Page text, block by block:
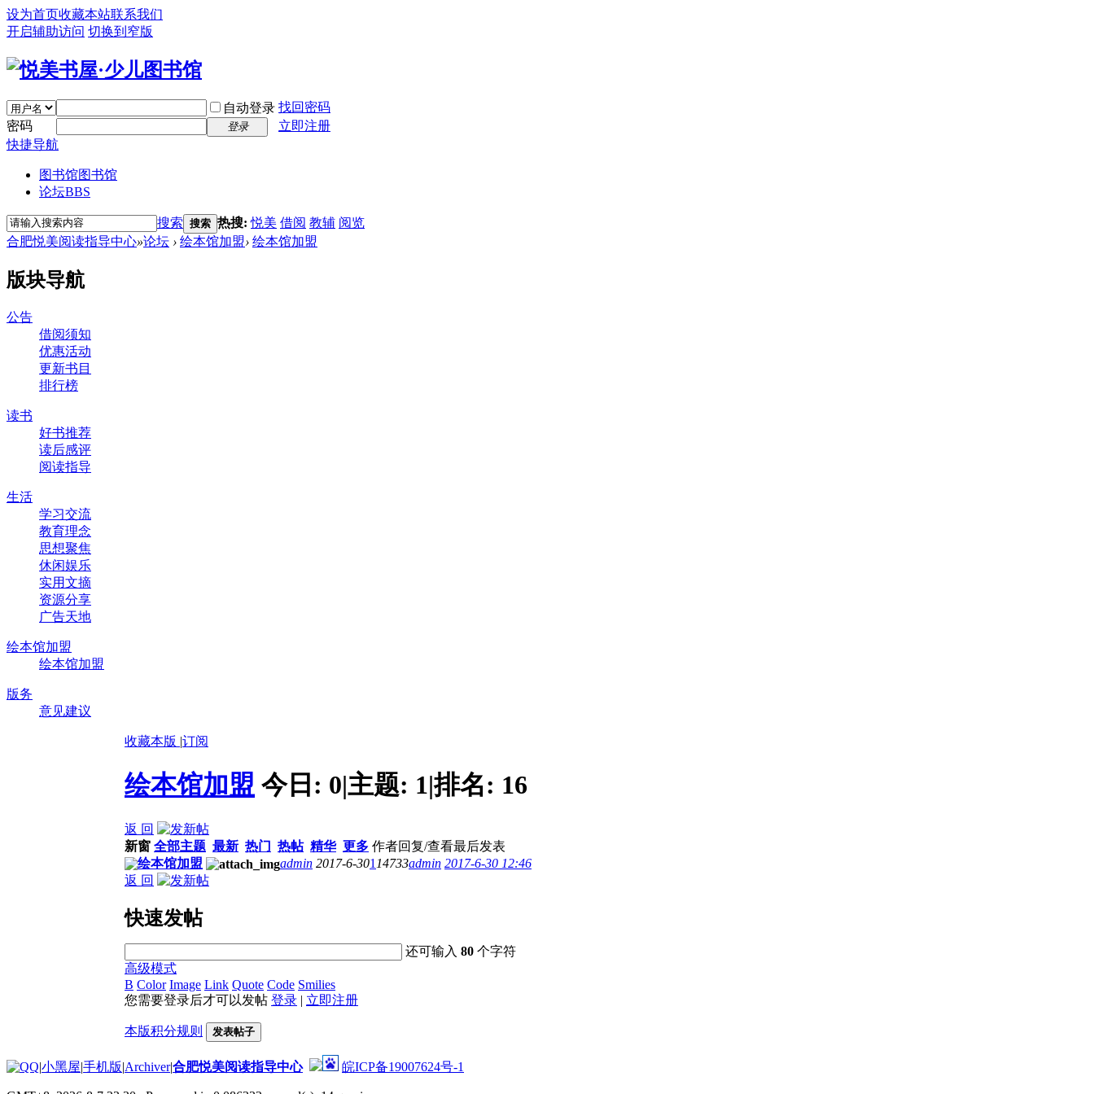
设为首页收藏本站联系我们
开启辅助访问 切换到窄版
自动登录 找回密码
密码
登录
立即注册
快捷导航
图书馆图书馆
论坛BBS
搜索 搜索 热搜:悦美 借阅 教辅 阅览
合肥悦美阅读指导中心»论坛 › 绘本馆加盟› 绘本馆加盟
版块导航
公告
借阅须知
优惠活动
更新书目
排行榜
读书
好书推荐
读后感评
阅读指导
生活
学习交流
教育理念
思想聚焦
休闲娱乐
实用文摘
资源分享
广告天地
绘本馆加盟
绘本馆加盟
版务
意见建议
收藏本版 |订阅
绘本馆加盟 今日: 0|主题: 1|排名: 16
返 回
新窗 全部主题 最新 热门 热帖 精华 更多 作者回复/查看最后发表
绘本馆加盟
admin 2017-6-301 14733admin 2017-6-30 12:46
返 回
快速发帖
还可输入80 个字符
高级模式
B Color Image Link Quote Code Smilies
您需要登录后才可以发帖 登录 | 立即注册
本版积分规则 发表帖子
|小黑屋|手机版|Archiver|合肥悦美阅读指导中心 皖ICP备19007624号-1